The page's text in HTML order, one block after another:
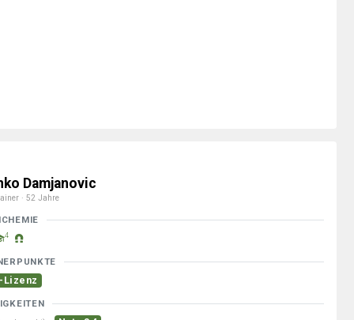
Damjanovic
· 52 Jahre
4
Lizenz